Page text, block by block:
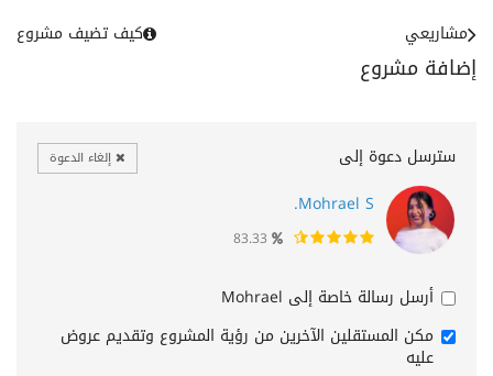
إضافة مشروع
مشاريعي كيف تضيف مشروع
سترسل دعوة إلى إلغاء الدعوة
Mohrael S.
أرسل رسالة خاصة إلى Mohrael
مكن المستقلين الآخرين من رؤية المشروع وتقديم عروض
عليه